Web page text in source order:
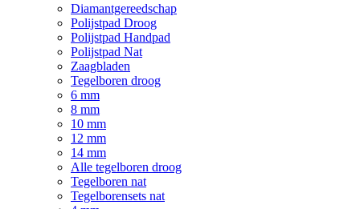
Diamantgereedschap
Polijstpad Droog
Polijstpad Handpad
Polijstpad Nat
Zaagbladen
Tegelboren droog
6 mm
8 mm
10 mm
12 mm
14 mm
Alle tegelboren droog
Tegelboren nat
Tegelborensets nat